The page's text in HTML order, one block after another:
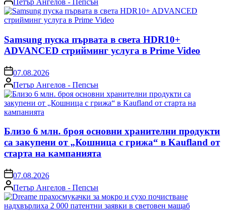
by
Петър Ангелов - Пепсън
Samsung пуска първата в света HDR10+
ADVANCED стрийминг услуга в Prime Video
on07.08.2026
Posted
by
Петър Ангелов - Пепсън
Близо 6 млн. броя основни хранителни продукти
са закупени от „Кошница с грижа“ в Kaufland от
старта на кампанията
on07.08.2026
Posted
by
Петър Ангелов - Пепсън